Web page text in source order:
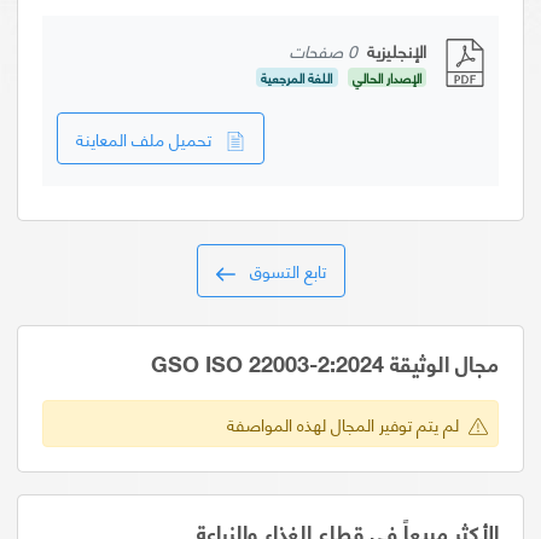
الإنجليزية 0 صفحات
الإصدار الحالي اللغة المرجعية
تحميل ملف المعاينة
تابع التسوق
مجال الوثيقة GSO ISO 22003-2:2024
لم يتم توفير المجال لهذه المواصفة